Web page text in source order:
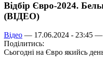
Відбір Євро-2024.
(ВІДЕО)
Відео — 17.06.2024 - 23:45 —
Поділитись:
Сьогодні на Євро якийсь